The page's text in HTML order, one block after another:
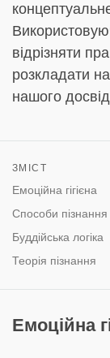
відрізняти
розкладати
нашого
ЗМІСТ
Емоційна гігієна
Способи пізнання
Буддійська логіка
Теорія пізнання
Емоційна